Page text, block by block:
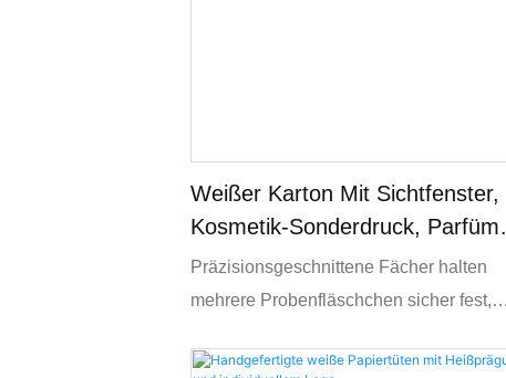
Weißer Karton Mit Sichtfenster,
Kosmetik-Sonderdruck, Parfüm,
Hautpflege
Präzisionsgeschnittene Fächer halten
mehrere Probenfläschchen sicher fest,
ansprechend präsentiert.